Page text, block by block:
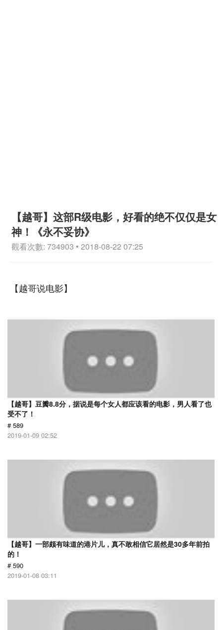
【越哥】这部R级电影，好看的绝不仅仅是女
神！《永不妥协》
觀看次數: 734903 • 2018-08-22 07:25
【越哥说电影】
【越哥】豆瓣8.8分，据说是每个女人都应该看的电影，男人看了也
受不了！
# 589
2019-01-09 02:52
【越哥】一部颇有味道的港片儿，真不敢相信它居然是30多年前拍
的！
# 590
2019-01-08 03:11